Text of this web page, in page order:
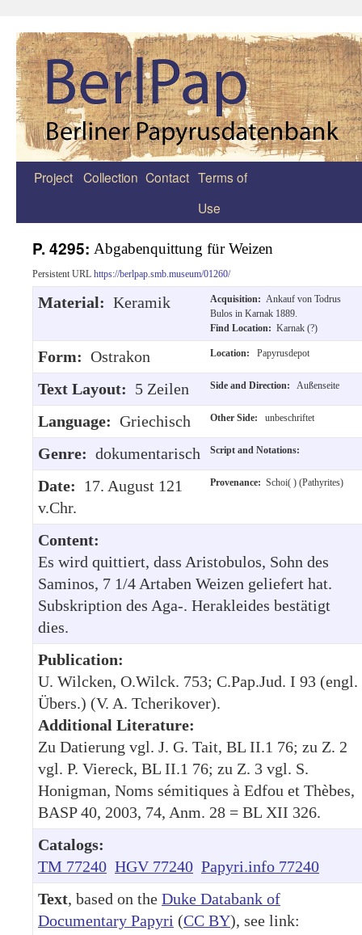
Zum
Project Collection Contact Terms of
Use
P. 4295: Abgabenquittung für Weizen
Persistent URL https://berlpap.smb.museum/01260/
Material: Keramik Acquisition: Ankauf von Todrus
Bulos in Karnak 1889.
Find Location: Karnak (?)
Form: Ostrakon Location: Papyrusdepot
Text Layout: 5 Zeilen Side and Direction: Außenseite
Language: Griechisch Other Side: unbeschriftet
Genre: dokumentarisch Script and Notations:
Date: 17. August 121
v.Chr.
Provenance: Schoi( ) (Pathyrites)
Content:
Es wird quittiert, dass Aristobulos, Sohn des
Saminos, 7 1/4 Artaben Weizen geliefert hat.
Subskription des Aga-. Herakleides bestätigt
dies.
Publication:
U. Wilcken, O.Wilck. 753; C.Pap.Jud. I 93 (engl.
Übers.) (V. A. Tcherikover).
Additional Literature:
Zu Datierung vgl. J. G. Tait, BL II.1 76; zu Z. 2
vgl. P. Viereck, BL II.1 76; zu Z. 3 vgl. S.
Honigman, Noms sémitiques à Edfou et Thèbes,
BASP 40, 2003, 74, Anm. 28 = BL XII 326.
Catalogs:
TM 77240 HGV 77240 Papyri.info 77240
Text, based on the Duke Databank of
Documentary Papyri (CC BY), see link: